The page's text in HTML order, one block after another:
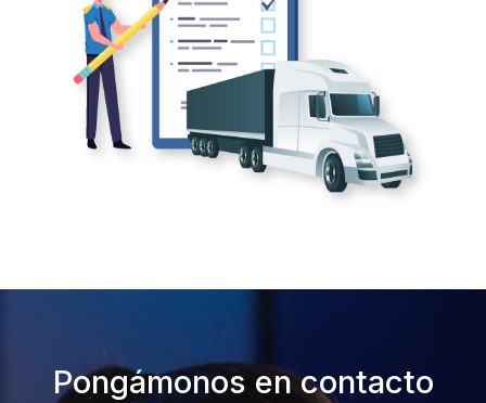
[group opcion_incoterm clear_on_hide]
[group opcion_other clear_on_hide]
Pongámonos en contacto